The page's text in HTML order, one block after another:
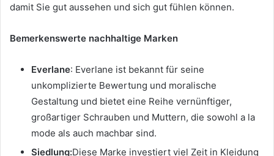
damit Sie gut aussehen und sich gut fühlen können.
Bemerkenswerte nachhaltige Marken
Everlane: Everlane ist bekannt für seine
unkomplizierte Bewertung und moralische
Gestaltung und bietet eine Reihe vernünftiger,
großartiger Schrauben und Muttern, die sowohl a la
mode als auch machbar sind.
Siedlung:Diese Marke investiert viel Zeit in Kleidung